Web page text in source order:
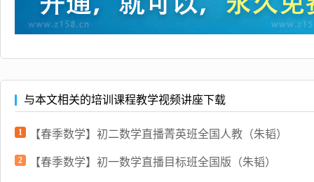
与本文相关的培训课程教学视频讲座下载
1 【春季数学】初二数学直播菁英班全国人教（朱韬）
2 【春季数学】初一数学直播目标班全国版（朱韬）